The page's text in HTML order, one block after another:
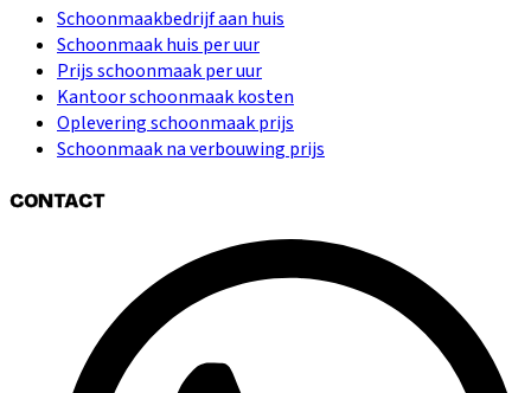
Schoonmaakbedrijf aan huis
Schoonmaak huis per uur
Prijs schoonmaak per uur
Kantoor schoonmaak kosten
Oplevering schoonmaak prijs
Schoonmaak na verbouwing prijs
CONTACT